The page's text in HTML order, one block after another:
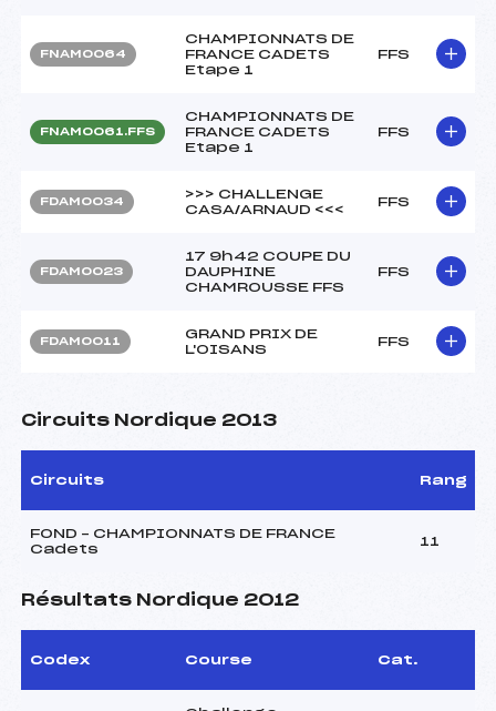
FNAM0064
CHAMPIONNATS DE
FRANCE CADETS
Etape 1
FFS
FNAM0061.FFS
CHAMPIONNATS DE
FRANCE CADETS
Etape 1
FFS
FDAM0034
>>> CHALLENGE
CASA/ARNAUD <<<
FFS
FDAM0023
17 9h42 COUPE DU
DAUPHINE
CHAMROUSSE FFS
FFS
FDAM0011
GRAND PRIX DE
L'OISANS
FFS
Circuits Nordique 2013
Circuits Rang
FOND – CHAMPIONNATS DE FRANCE
Cadets
11
Résultats Nordique 2012
Codex Course Cat.